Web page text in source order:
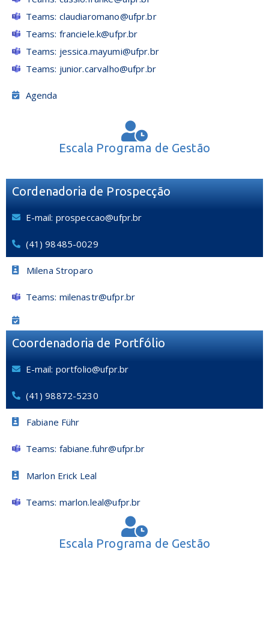
Teams: claudiaromano@ufpr.br
Teams: franciele.k@ufpr.br
Teams: jessica.mayumi@ufpr.br
Teams: junior.carvalho@ufpr.br
Agenda
Escala Programa de Gestão
Cordenadoria de Prospecção
E-mail: prospeccao@ufpr.br
(41) 98485-0029
Milena Stroparo
Teams: milenastr@ufpr.br
Coordenadoria de Portfólio
E-mail: portfolio@ufpr.br
(41) 98872-5230
Fabiane Führ
Teams: fabiane.fuhr@ufpr.br
Marlon Erick Leal
Teams: marlon.leal@ufpr.br
Escala Programa de Gestão